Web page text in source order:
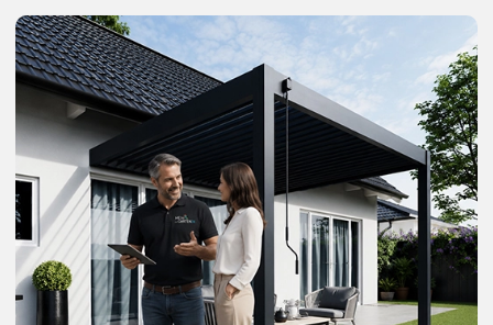
Weide Deluxe Plus Wand Pergola
4 x 6 M Weiß -
4x6M - WE-LED-A-4060-WSS
Weide Deluxe Plus Wand Pergola4 x 8 M Weiß -
4x8M - WE-LED-A-4080-WSS
Technische Informationen zum LED Kits:
LED-Helligkeit:
2200 - 2600MCD
LED-Eingang:
24V DC / 150W
Reichweite der Fernbedienung:
100m